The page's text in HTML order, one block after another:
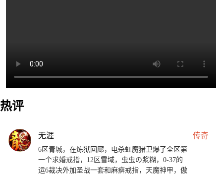
热评
无涯 传奇
6区青城，在炼狱回廊，电杀虹魔猪卫爆了全区第
一个求婚戒指，12区雪域，虫虫の浆糊，0-37的
运6裁决外加圣战一套和麻痹戒指，天魔神甲，傲